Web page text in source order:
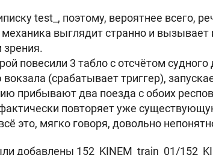
test_, поэтому, вероятнее всего,
выглядит странно и вызывает
зрения.
повесили 3 табло с отсчётом
(срабатывает триггер),
прибывают два поезда с обоих
повторяет уже
это, мягко говоря, довольно
добавлены 152_KINEM_train_01/